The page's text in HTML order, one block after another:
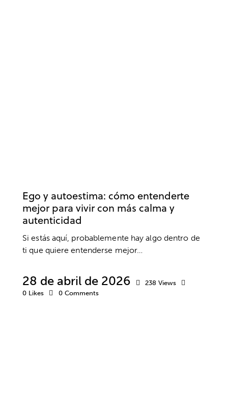
Ego y autoestima: cómo entenderte
mejor para vivir con más calma y
autenticidad
Si estás aquí, probablemente hay algo dentro de
ti que quiere entenderse mejor…
28 de abril de 2026 238 Views
0 Likes 0 Comments